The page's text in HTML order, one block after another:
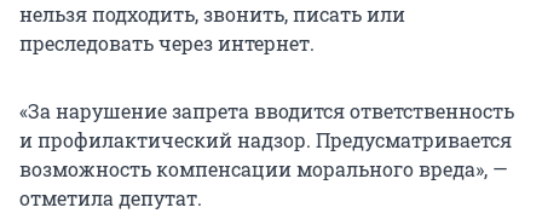
нельзя подходить, звонить, писать или
преследовать через интернет.
«За нарушение запрета вводится ответственность
и профилактический надзор. Предусматривается
возможность компенсации морального вреда», —
отметила депутат.